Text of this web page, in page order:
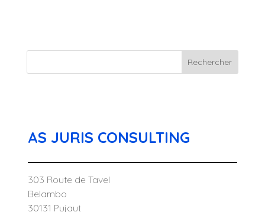
Rechercher
AS JURIS CONSULTING
303 Route de Tavel
Belambo
30131 Pujaut